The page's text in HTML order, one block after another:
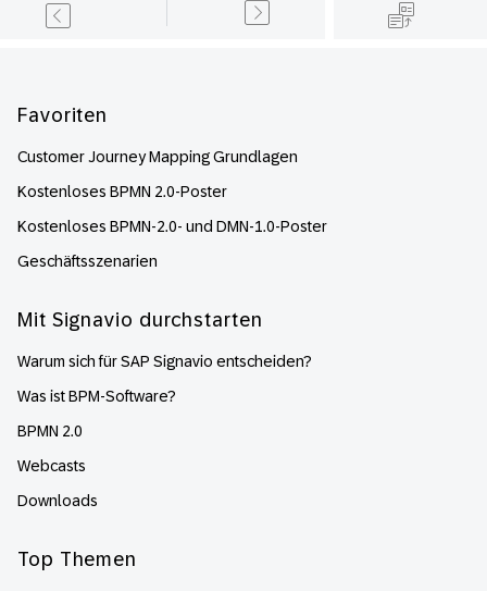
Favoriten
Customer Journey Mapping Grundlagen
Kostenloses BPMN 2.0-Poster
Kostenloses BPMN-2.0- und DMN-1.0-Poster
Geschäftsszenarien
Mit Signavio durchstarten
Warum sich für SAP Signavio entscheiden?
Was ist BPM-Software?
BPMN 2.0
Webcasts
Downloads
Top Themen